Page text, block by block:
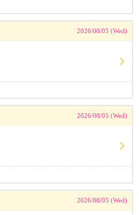
2026/08/05 (Wed)
2026/08/05 (Wed)
2026/08/05 (Wed)